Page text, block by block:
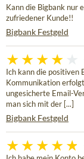
Kann die Bigbank nur
zufriedener Kunde!!
Bigbank Festgeld
Ich kann die
Kommunikation
ungesicherte Email-
man sich mit der [...]
Bigbank Festgeld